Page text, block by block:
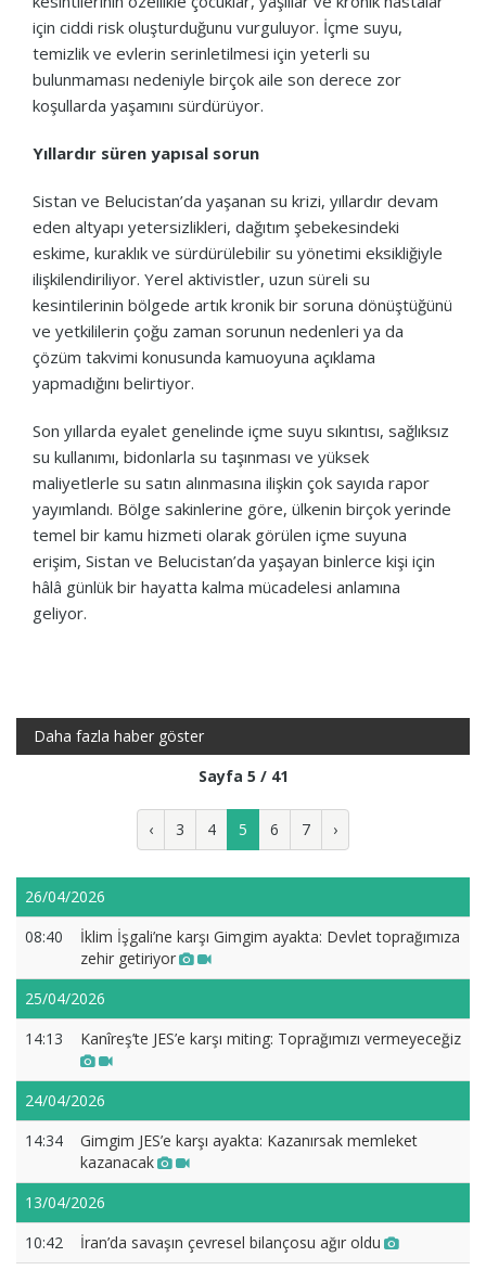
için ciddi risk oluşturduğunu vurguluyor. İçme suyu,
temizlik ve evlerin serinletilmesi için yeterli su
bulunmaması nedeniyle birçok aile son derece zor
koşullarda yaşamını sürdürüyor.
Yıllardır süren yapısal sorun
Sistan ve Belucistan’da yaşanan su krizi, yıllardır devam
eden altyapı yetersizlikleri, dağıtım şebekesindeki
eskime, kuraklık ve sürdürülebilir su yönetimi eksikliğiyle
ilişkilendiriliyor. Yerel aktivistler, uzun süreli su
kesintilerinin bölgede artık kronik bir soruna dönüştüğünü
ve yetkililerin çoğu zaman sorunun nedenleri ya da
çözüm takvimi konusunda kamuoyuna açıklama
yapmadığını belirtiyor.
Son yıllarda eyalet genelinde içme suyu sıkıntısı, sağlıksız
su kullanımı, bidonlarla su taşınması ve yüksek
maliyetlerle su satın alınmasına ilişkin çok sayıda rapor
yayımlandı. Bölge sakinlerine göre, ülkenin birçok yerinde
temel bir kamu hizmeti olarak görülen içme suyuna
erişim, Sistan ve Belucistan’da yaşayan binlerce kişi için
hâlâ günlük bir hayatta kalma mücadelesi anlamına
geliyor.
Daha fazla haber göster
Sayfa 5 / 41
‹ 3 4 5 6 7 ›
26/04/2026
08:40
İklim İşgali’ne karşı Gimgim ayakta: Devlet toprağımıza
zehir getiriyor
25/04/2026
14:13
Kanîreş’te JES’e karşı miting: Toprağımızı vermeyeceğiz
24/04/2026
14:34
Gimgim JES’e karşı ayakta: Kazanırsak memleket
kazanacak
13/04/2026
10:42
İran’da savaşın çevresel bilançosu ağır oldu